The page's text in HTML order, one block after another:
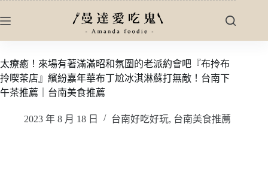
至
內
容
太療癒！來場有著滿滿昭和氛圍的老派約會吧『布拎布
拎喫茶店』繽紛嘉年華布丁尬冰淇淋蘇打無敵！台南下
午茶推薦｜台南美食推薦
2023 年 8 月 18 日 台南好吃好玩, 台南美食推薦